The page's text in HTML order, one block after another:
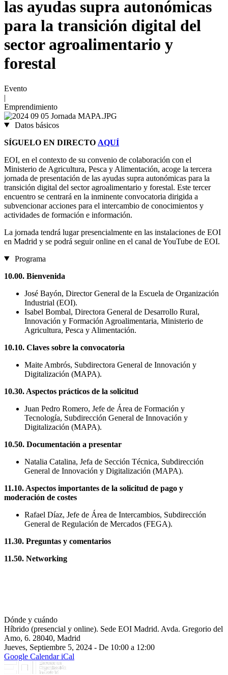
las ayudas supra autonómicas
para la transición digital del
sector agroalimentario y
forestal
Evento
|
Emprendimiento
Datos básicos
SÍGUELO EN DIRECTO AQUÍ
EOI, en el contexto de su convenio de colaboración con el
Ministerio de Agricultura, Pesca y Alimentación, acoge la tercera
jornada de presentación de las ayudas supra autonómicas para la
transición digital del sector agroalimentario y forestal. Este tercer
encuentro se centrará en la inminente convocatoria dirigida a
subvencionar acciones para el intercambio de conocimientos y
actividades de formación e información.
La jornada tendrá lugar presencialmente en las instalaciones de EOI
en Madrid y se podrá seguir online en el canal de YouTube de EOI.
Programa
10.00. Bienvenida
José Bayón, Director General de la Escuela de Organización
Industrial (EOI).
Isabel Bombal, Directora General de Desarrollo Rural,
Innovación y Formación Agroalimentaria, Ministerio de
Agricultura, Pesca y Alimentación.
10.10. Claves sobre la convocatoria
Maite Ambrós, Subdirectora General de Innovación y
Digitalización (MAPA).
10.30. Aspectos prácticos de la solicitud
Juan Pedro Romero, Jefe de Área de Formación y
Tecnología, Subdirección General de Innovación y
Digitalización (MAPA).
10.50. Documentación a presentar
Natalia Catalina, Jefa de Sección Técnica, Subdirección
General de Innovación y Digitalización (MAPA).
11.10. Aspectos importantes de la solicitud de pago y
moderación de costes
Rafael Díaz, Jefe de Área de Intercambios, Subdirección
General de Regulación de Mercados (FEGA).
11.30. Preguntas y comentarios
11.50. Networking
Dónde y cuándo
Híbrido (presencial y online). Sede EOI Madrid. Avda. Gregorio del
Amo, 6. 28040, Madrid
Jueves, Septiembre 5, 2024 - De 10:00 a 12:00
Google CalendariCal